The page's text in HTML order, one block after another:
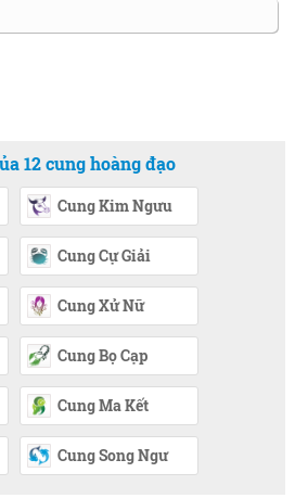
12 cung hoàng đạo
Cung Kim Ngưu
Cung Cự Giải
Cung Xử Nữ
Cung Bọ Cạp
Cung Ma Kết
Cung Song Ngư